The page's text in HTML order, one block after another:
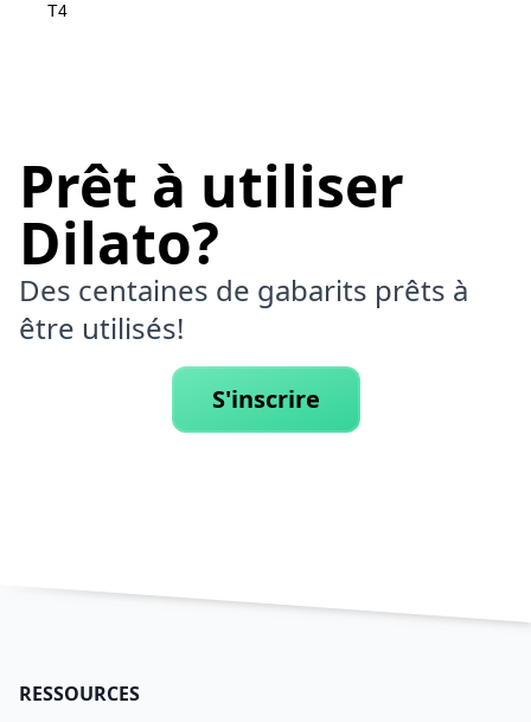
T4
Prêt à utiliser
Dilato?
Des centaines de gabarits prêts à
être utilisés!
S'inscrire
RESSOURCES